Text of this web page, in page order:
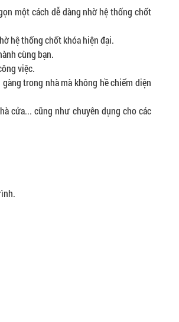
một cách dễ dàng nhờ hệ thống chốt
hệ thống chốt khóa hiện đại.
cùng bạn.
việc.
trong nhà mà không hề chiếm diện
cửa... cũng như chuyên dụng cho các